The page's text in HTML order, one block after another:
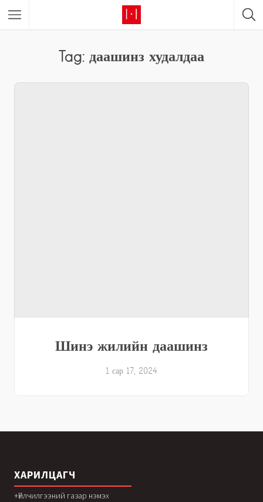
Tag: даашинз худалдаа
Шинэ жилийн даашинз
1 сар 17, 2024
ХАРИЛЦАГЧ
+Үйлчилгээний газар нэмэх